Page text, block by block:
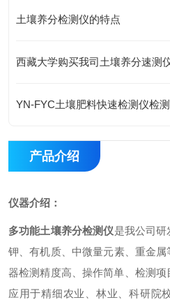
土壤养分检测仪的特点
西藏大学购买我司土壤养分速测
YN-FYC土壤肥料快速检测仪检
产品介绍
仪器介绍 ：
多功能土壤养分检测仪是我公司
钾 、有机质、 中微量元素、重金属
器检测精度高、操作简单、检测
应用于精细农业、林业、科研院